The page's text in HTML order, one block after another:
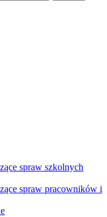
spraw szkolnych
spraw pracowników i